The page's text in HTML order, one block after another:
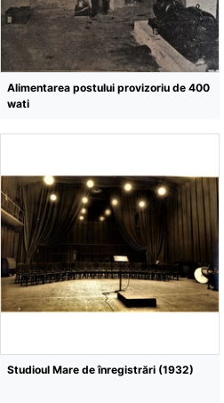
Alimentarea postului provizoriu de 400
wati
Studioul Mare de înregistrări (1932)